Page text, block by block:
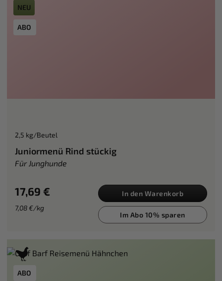
ABO
NEU
2,5 kg/Beutel
Juniormenü Rind stückig
Für Junghunde
17,69 €
7,08 €/kg
In den Warenkorb
Im Abo 10% sparen
ABO